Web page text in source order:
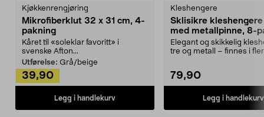
Kjøkkenrengjøring
Mikrofiberklut 32 x 31 cm, 4-
pakning
Kåret til «soleklar favoritt» i
svenske Afton...
Utførelse: Grå/beige
39,90
Legg i handlekurv
Kleshengere
Sklisikre
med metallpinne, 8-
Elegant og skikkelig
tre og metall – finnes i
79,90
Legg i handlekurv